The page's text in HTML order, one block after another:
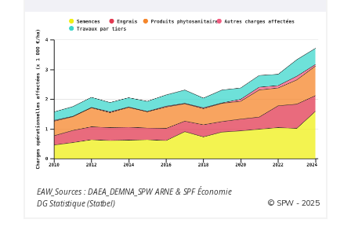
EAW_Sources : DAEA_DEMNA_SPW ARNE & SPF Économie
DG Statistique (Statbel)
© SPW - 2025